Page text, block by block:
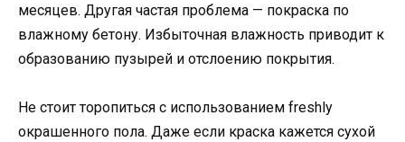
месяцев. Другая частая проблема — покраска по
влажному бетону. Избыточная влажность приводит к
образованию пузырей и отслоению покрытия.
Не стоит торопиться с использованием freshly
окрашенного пола. Даже если краска кажется сухой